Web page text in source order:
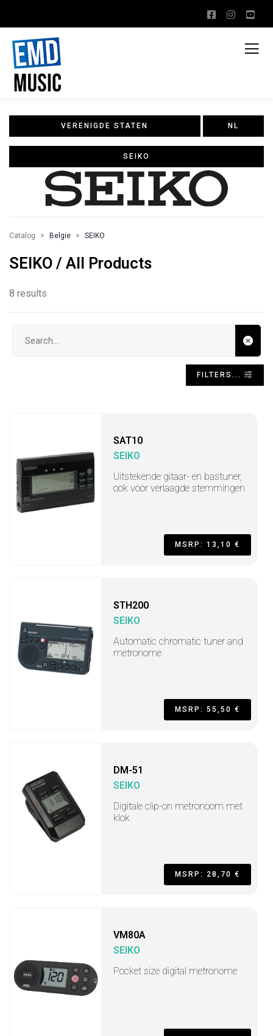
VERENIGDE STATEN NL
SEIKO
Catalog Belgie SEIKO
SEIKO / All Products
8 results
FILTERS...
SAT10
SEIKO
Uitstekende gitaar- en bastuner,
ook voor verlaagde stemmingen
MSRP: 13,10 €
STH200
SEIKO
Automatic chromatic tuner and
metronome
MSRP: 55,50 €
DM-51
SEIKO
Digitale clip-on metronoom met
klok
MSRP: 28,70 €
VM80A
SEIKO
Pocket size digital metronome